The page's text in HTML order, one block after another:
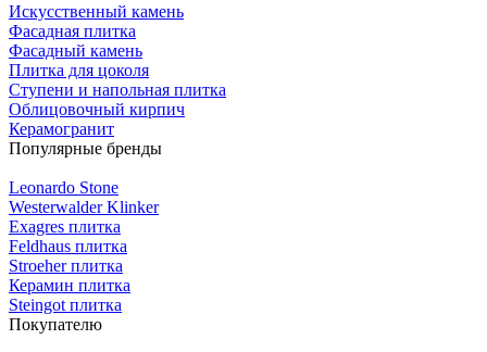
Искусственный камень
Фасадная плитка
Фасадный камень
Плитка для цоколя
Ступени и напольная плитка
Облицовочный кирпич
Керамогранит
Популярные бренды
Leonardo Stone
Westerwalder Klinker
Exagres плитка
Feldhaus плитка
Stroeher плитка
Керамин плитка
Steingot плитка
Покупателю